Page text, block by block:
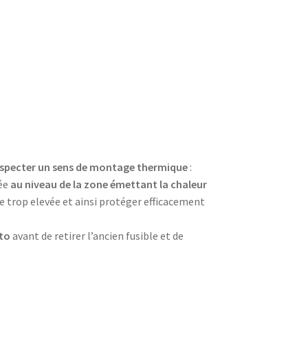
un sens de montage thermique:
au niveau de la zone émettant la chaleur
trop elevée et ainsi protéger efficacement
avant de retirer l’ancien fusible et de